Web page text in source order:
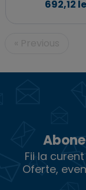
692,12
Fii la
Oferte,